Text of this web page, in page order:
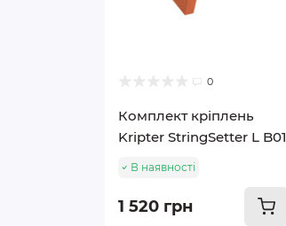
0
Комплект кріплень
Kripter StringSetter L B01
В наявності
1 520 грн